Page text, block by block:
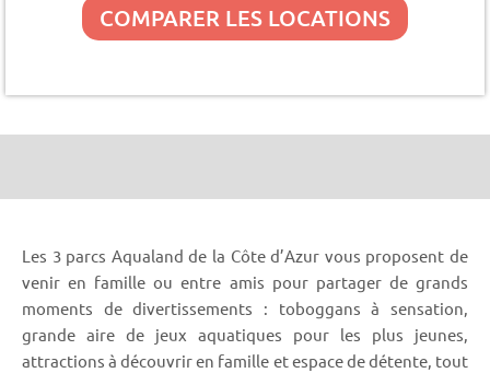
COMPARER LES LOCATIONS
Les 3 parcs Aqualand de la Côte d’Azur vous proposent de
venir en famille ou entre amis pour partager de grands
moments de divertissements : toboggans à sensation,
grande aire de jeux aquatiques pour les plus jeunes,
attractions à découvrir en famille et espace de détente, tout